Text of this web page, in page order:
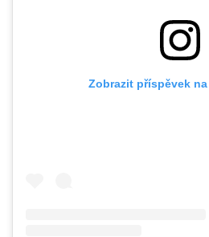
Zobrazit příspěvek